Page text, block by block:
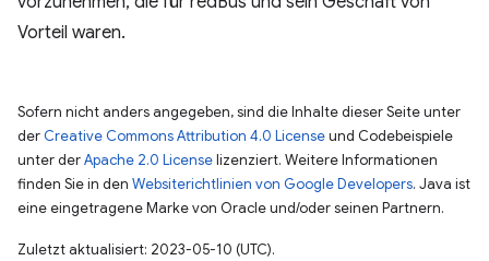
Vorteil waren.
Sofern nicht anders angegeben, sind die Inhalte dieser Seite unter
der Creative Commons Attribution 4.0 Licenseund Codebeispiele
unter derApache 2.0 Licenselizenziert. Weitere Informationen
finden Sie in den Websiterichtlinien von Google Developers. Java ist
eine eingetragene Marke von Oracle und/oder seinen Partnern.
Zuletzt aktualisiert: 2023-05-10 (UTC).